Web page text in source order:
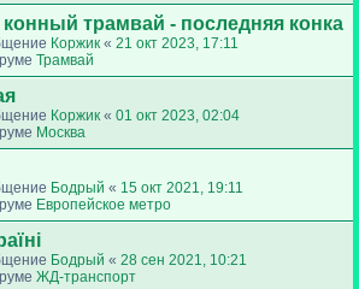
конный трамвай - последняя конка
Коржик « 21 окт 2023, 17:11
Трамвай
Коржик « 01 окт 2023, 02:04
Москва
Бодрый « 15 окт 2021, 19:11
Европейское метро
Бодрый « 28 сен 2021, 10:21
ЖД-транспорт